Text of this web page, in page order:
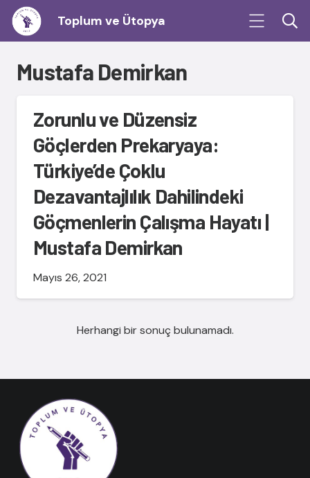
Toplum ve Ütopya
Mustafa Demirkan
Zorunlu ve Düzensiz
Göçlerden Prekaryaya:
Türkiye’de Çoklu
Dezavantajlılık Dahilindeki
Göçmenlerin Çalışma Hayatı |
Mustafa Demirkan
Mayıs 26, 2021
Herhangi bir sonuç bulunamadı.